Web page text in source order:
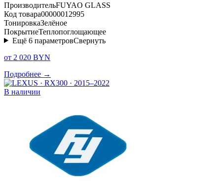
ПроизводительFUYAO GLASS
Код товара00000012995
ТонировкаЗелёное
ПокрытиеТеплопоглощающее
Ещё 6 параметровСвернуть
от 2 020 BYN
Подробнее →
В наличии